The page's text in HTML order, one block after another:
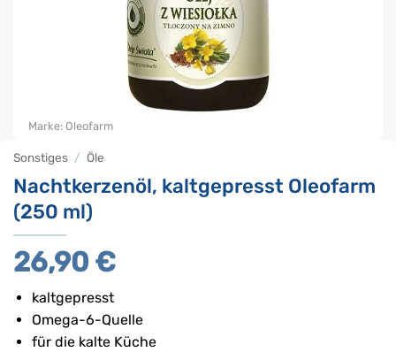
Sonstiges / Öle
Nachtkerzenöl, kaltgepresst Oleofarm
(250 ml)
26,90 €
kaltgepresst
Omega-6-Quelle
für die kalte Küche
Marke: Oleofarm